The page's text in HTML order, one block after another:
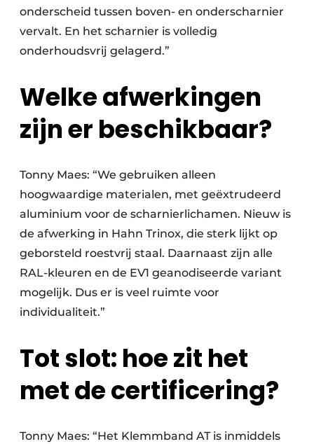
onderscheid tussen boven- en onderscharnier
vervalt. En het scharnier is volledig
onderhoudsvrij gelagerd.”
Welke afwerkingen
zijn er beschikbaar?
Tonny Maes: “We gebruiken alleen
hoogwaardige materialen, met geëxtrudeerd
aluminium voor de scharnierlichamen. Nieuw is
de afwerking in Hahn Trinox, die sterk lijkt op
geborsteld roestvrij staal. Daarnaast zijn alle
RAL-kleuren en de EV1 geanodiseerde variant
mogelijk. Dus er is veel ruimte voor
individualiteit.”
Tot slot: hoe zit het
met de certificering?
Tonny Maes: “Het Klemmband AT is inmiddels